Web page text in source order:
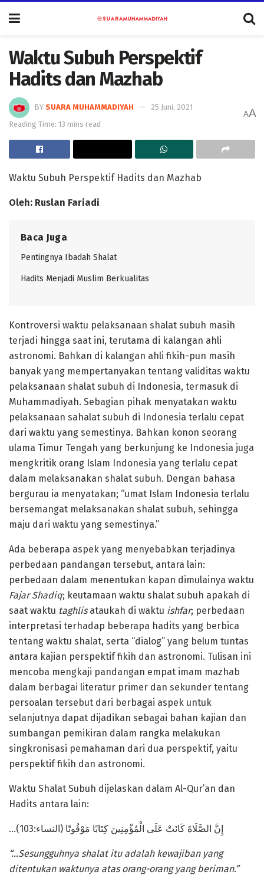
Waktu Subuh Perspektif
Hadits dan Mazhab
BY SUARA MUHAMMADIYAH
25 Juni, 2021
Reading Time: 13 mins read
AA
Waktu Subuh Perspektif Hadits dan Mazhab
Oleh: Ruslan Fariadi
Baca Juga
Pentingnya Ibadah Shalat
Hadits Menjadi Muslim Berkualitas
Kontroversi waktu pelaksanaan shalat subuh masih
terjadi hingga saat ini, terutama di kalangan ahli
astronomi. Bahkan di kalangan ahli fikih-pun masih
banyak yang mempertanyakan tentang validitas waktu
pelaksanaan shalat subuh di Indonesia, termasuk di
Muhammadiyah. Sebagian pihak menyatakan waktu
pelaksanaan sahalat subuh di Indonesia terlalu cepat
dari waktu yang semestinya. Bahkan konon seorang
ulama Timur Tengah yang berkunjung ke Indonesia juga
mengkritik orang Islam Indonesia yang terlalu cepat
dalam melaksanakan shalat subuh. Dengan bahasa
bergurau ia menyatakan; “umat Islam Indonesia terlalu
bersemangat melaksanakan shalat subuh, sehingga
maju dari waktu yang semestinya.”
Ada beberapa aspek yang menyebabkan terjadinya
perbedaan pandangan tersebut, antara lain:
perbedaan dalam menentukan kapan dimulainya waktu
Fajar Shadiq; keutamaan waktu shalat subuh apakah di
saat waktu taghlisataukah di waktu ishfar; perbedaan
interpretasi terhadap beberapa hadits yang berbica
tentang waktu shalat, serta “dialog” yang belum tuntas
antara kajian perspektif fikih dan astronomi. Tulisan ini
mencoba mengkaji pandangan empat imam mazhab
dalam berbagai literatur primer dan sekunder tentang
persoalan tersebut dari berbagai aspek untuk
selanjutnya dapat dijadikan sebagai bahan kajian dan
sumbangan pemikiran dalam rangka melakukan
singkronisasi pemahaman dari dua perspektif, yaitu
perspektif fikih dan astronomi.
Waktu Shalat Subuh dijelaskan dalam Al-Qur’an dan
Hadits antara lain:
…إِنَّ الصَّلَاةَ كَانَتْ عَلَى الْمُؤْمِنِينَ كِتَابًا مَوْقُوتًا (النساء:103)
“…Sesungguhnya shalat itu adalah kewajiban yang
ditentukan waktunya atas orang-orang yang beriman.”